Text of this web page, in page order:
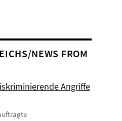
NEWS FROM
Angriffe